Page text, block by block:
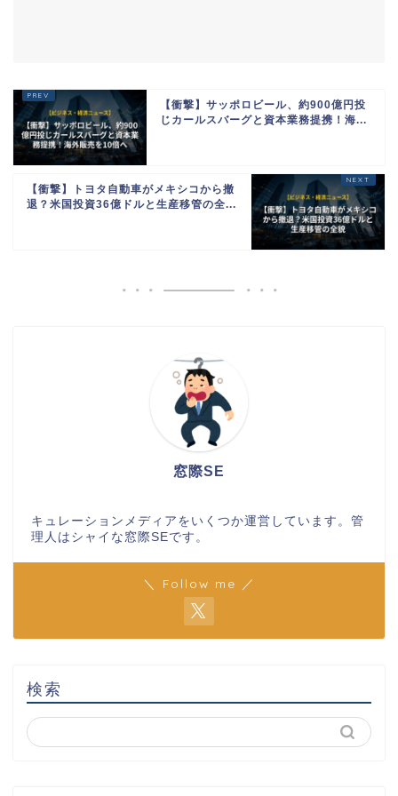
【衝撃】サッポロビール、約900億円投
じカールスバーグと資本業務提携！海...
【衝撃】トヨタ自動車がメキシコから撤
退？米国投資36億ドルと生産移管の全...
窓際SE
キュレーションメディアをいくつか運営しています。管
理人はシャイな窓際SEです。
＼ Follow me ／
検索